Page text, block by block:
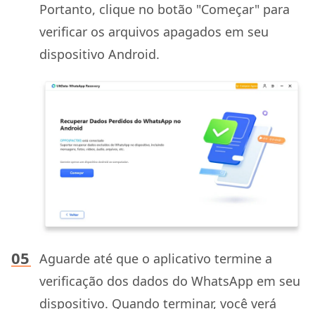
Portanto, clique no botão "Começar" para
verificar os arquivos apagados em seu
dispositivo Android.
Aguarde até que o aplicativo termine a
verificação dos dados do WhatsApp em seu
dispositivo. Quando terminar, você verá